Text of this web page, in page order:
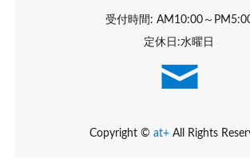
受付時間: AM10:00～
定休日:水曜日
Copyright © at+ All Rights